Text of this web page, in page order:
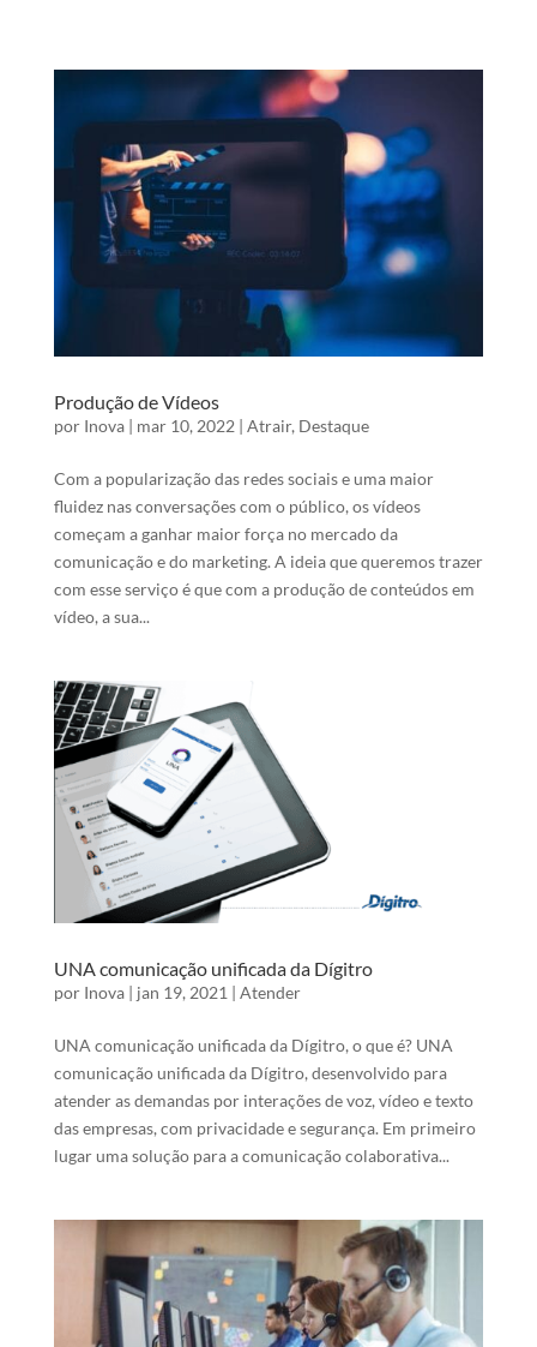
Produção de Vídeos
por Inova| mar 10, 2022 | Atrair, Destaque
Com a popularização das redes sociais e uma maior
fluidez nas conversações com o público, os vídeos
começam a ganhar maior força no mercado da
comunicação e do marketing. A ideia que queremos trazer
com esse serviço é que com a produção de conteúdos em
vídeo, a sua...
UNA comunicação unificada da Dígitro
por Inova| jan 19, 2021 | Atender
UNA comunicação unificada da Dígitro, o que é? UNA
comunicação unificada da Dígitro, desenvolvido para
atender as demandas por interações de voz, vídeo e texto
das empresas, com privacidade e segurança. Em primeiro
lugar uma solução para a comunicação colaborativa...